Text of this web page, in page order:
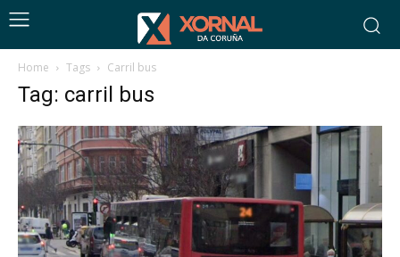
Home Tags Carril bus
Tag: carril bus